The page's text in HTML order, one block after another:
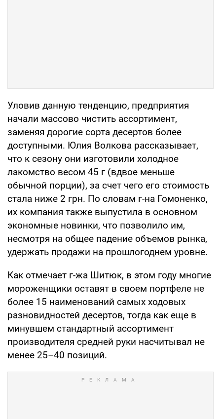
Уловив данную тенденцию, предприятия
начали массово чистить ассортимент,
заменяя дорогие сорта десертов более
доступными. Юлия Волкова рассказывает,
что к сезону они изготовили холодное
лакомство весом 45 г (вдвое меньше
обычной порции), за счет чего его стоимость
стала ниже 2 грн. По словам г-на Гомоненко,
их компания также выпустила в основном
экономные новинки, что позволило им,
несмотря на общее падение объемов рынка,
удержать продажи на прошлогоднем уровне.
Как отмечает г-жа Шитюк, в этом году многие
мороженщики оставят в своем портфеле не
более 15 наименований самых ходовых
разновидностей десертов, тогда как еще в
минувшем стандартный ассортимент
производителя средней руки насчитывал не
менее 25–40 позиций.